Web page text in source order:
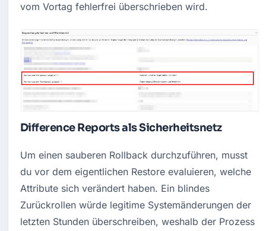
vom Vortag fehlerfrei überschrieben wird.
Difference Reports als Sicherheitsnetz
Um einen sauberen Rollback durchzuführen, musst
du vor dem eigentlichen Restore evaluieren, welche
Attribute sich verändert haben. Ein blindes
Zurückrollen würde legitime Systemänderungen der
letzten Stunden überschreiben, weshalb der Prozess